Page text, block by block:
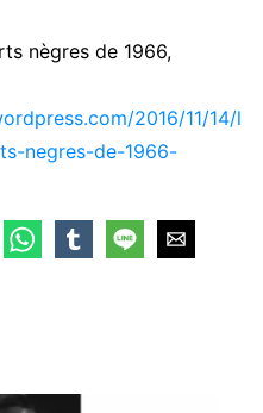
nègres de 1966,
2016/11/14/l
negres-de-1966-